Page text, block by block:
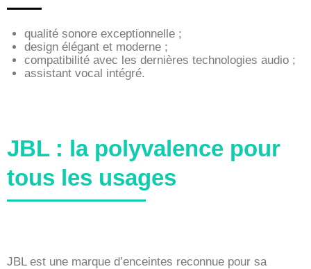
qualité sonore exceptionnelle ;
design élégant et moderne ;
compatibilité avec les dernières technologies audio ;
assistant vocal intégré.
JBL : la polyvalence pour
tous les usages
JBL est une marque d’enceintes reconnue pour sa